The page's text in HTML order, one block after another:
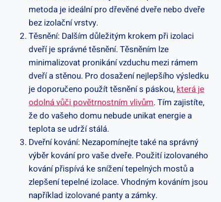
metoda je ideální pro dřevěné dveře nebo dveře
bez izolační vrstvy.
Těsnění: Dalším důležitým krokem při izolaci
dveří je správné těsnění. Těsněním lze
minimalizovat pronikání vzduchu mezi rámem
dveří a stěnou. Pro dosažení nejlepšího výsledku
je doporučeno použít těsnění s páskou, která je
odolná vůči povětrnostním vlivům. Tím zajistíte,
že do vašeho domu nebude unikat energie a
teplota se udrží stálá.
Dveřní kování: Nezapomínejte také na správný
výběr kování pro vaše dveře. Použití izolovaného
kování přispívá ke snížení tepelných mostů a
zlepšení tepelné izolace. Vhodným kováním jsou
například izolované panty a zámky.